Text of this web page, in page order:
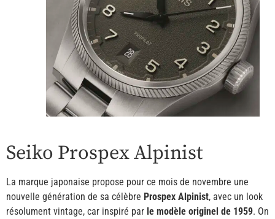
Seiko Prospex Alpinist
La marque japonaise propose pour ce mois de novembre une
nouvelle génération de sa célèbre Prospex Alpinist, avec un look
résolument vintage, car inspiré par le modèle originel de 1959. On